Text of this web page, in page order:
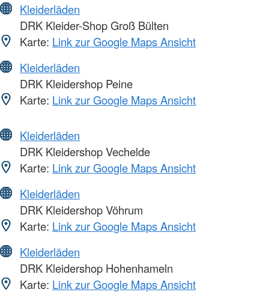
Kleiderläden
DRK Kleider-Shop Groß Bülten
Karte: Link zur Google Maps Ansicht
Kleiderläden
DRK Kleidershop Peine
Karte: Link zur Google Maps Ansicht
Kleiderläden
DRK Kleidershop Vechelde
Karte: Link zur Google Maps Ansicht
Kleiderläden
DRK Kleidershop Vöhrum
Karte: Link zur Google Maps Ansicht
Kleiderläden
DRK Kleidershop Hohenhameln
Karte: Link zur Google Maps Ansicht